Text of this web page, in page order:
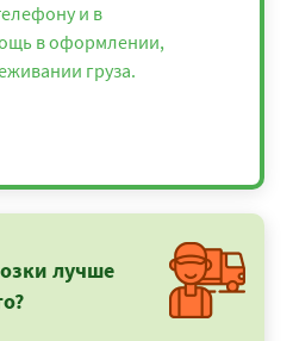
и в
в оформлении,
груза.
лучше